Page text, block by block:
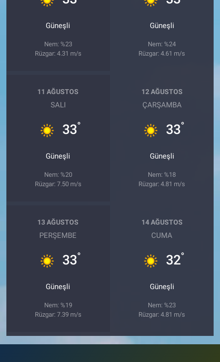
Güneşli
Nem: %23
Rüzgar: 4.31 m/s
Güneşli
Nem: %24
Rüzgar: 4.61 m/s
11 AĞUSTOS
SALI
33°
Güneşli
Nem: %20
Rüzgar: 7.50 m/s
12 AĞUSTOS
ÇARŞAMBA
33°
Güneşli
Nem: %18
Rüzgar: 4.81 m/s
13 AĞUSTOS
PERŞEMBE
33°
Güneşli
Nem: %19
Rüzgar: 7.39 m/s
14 AĞUSTOS
CUMA
32°
Güneşli
Nem: %23
Rüzgar: 4.81 m/s